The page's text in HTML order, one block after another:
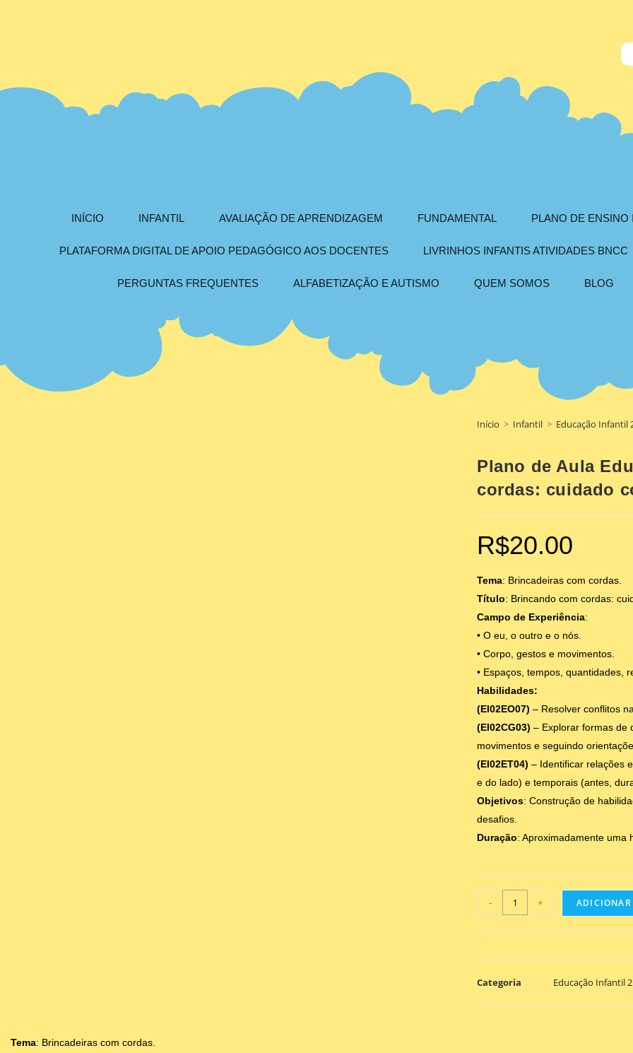
INÍCIO INFANTIL AVALIAÇÃO DE APRENDIZAGEM FUNDAMENTAL PLANO DE ENSINO
PLATAFORMA DIGITAL DE APOIO PEDAGÓGICO AOS DOCENTES LIVRINHOS INFANTIS ATIVIDADES BNCC
PERGUNTAS FREQUENTES ALFABETIZAÇÃO E AUTISMO QUEM SOMOS BLOG
Início > Infantil > Educação Infantil
Plano de Aula
cordas: cuidado
R$20.00
Tema: Brincadeiras com cordas.
Título: Brincando com cordas:
Campo de Experiência:
• O eu, o outro e o nós.
• Corpo, gestos e movimentos.
• Espaços, tempos, quantidades,
Habilidades:
(EI02EO07) – Resolver conflitos
(EI02CG03) – Explorar formas de
movimentos e seguindo
(EI02ET04) – Identificar relações
e do lado) e temporais (antes,
Objetivos: Construção de
desafios.
Duração: Aproximadamente uma
- +
Categoria Educação Infantil 2
Tema: Brincadeiras com cordas.